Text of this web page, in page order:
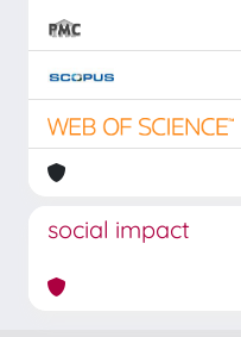
social impact